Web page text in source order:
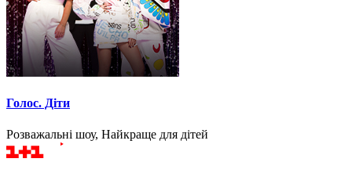
Голос. Діти
Розважальні шоу, Найкраще для дітей